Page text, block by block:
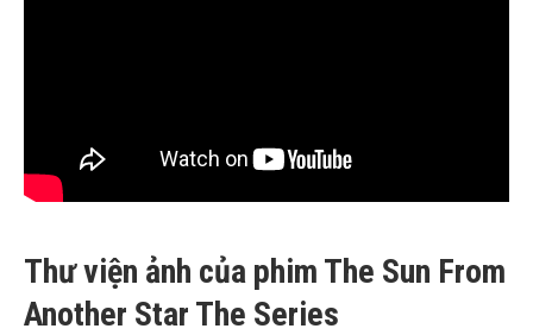
Thư viện ảnh của phim The Sun From
Another Star The Series